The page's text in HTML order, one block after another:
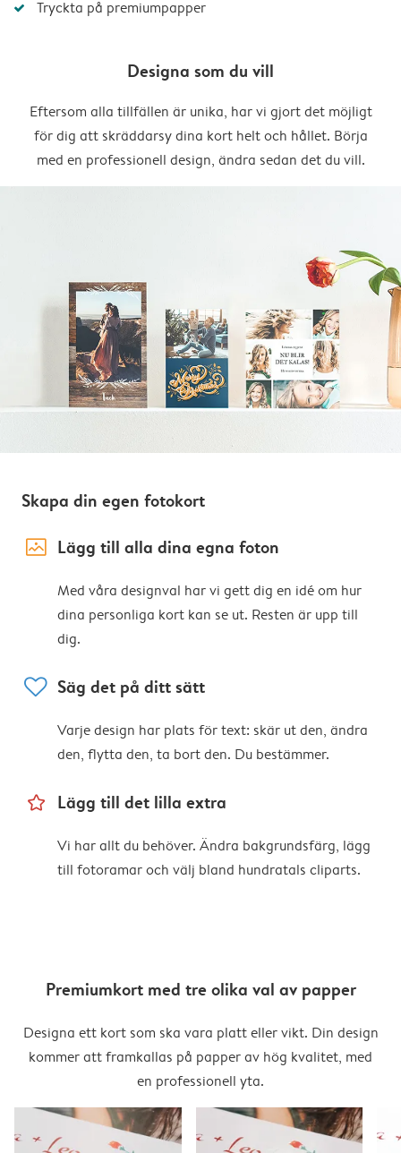
Tryckta på premiumpapper
Designa som du vill
Eftersom alla tillfällen är unika, har vi gjort det möjligt
för dig att skräddarsy dina kort helt och hållet. Börja
med en professionell design, ändra sedan det du vill.
Skapa din egen fotokort
image_placeholder Lägg till alla dina egna foton
Med våra designval har vi gett dig en idé om hur
dina personliga kort kan se ut. Resten är upp till
dig.
heart Säg det på ditt sätt
Varje design har plats för text: skär ut den, ändra
den, flytta den, ta bort den. Du bestämmer.
star_outline Lägg till det lilla extra
Vi har allt du behöver. Ändra bakgrundsfärg, lägg
till fotoramar och välj bland hundratals cliparts.
Premiumkort med tre olika val av papper
Designa ett kort som ska vara platt eller vikt. Din design
kommer att framkallas på papper av hög kvalitet, med
en professionell yta.